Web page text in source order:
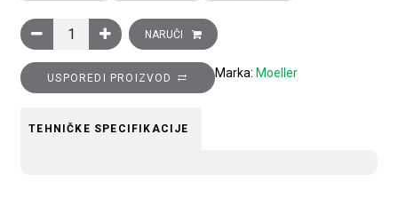
Zaštita za gljivu ili tipkalo, žuta količina
NARUČI
USPOREDI PROIZVOD Marka: Moeller
TEHNIČKE SPECIFIKACIJE